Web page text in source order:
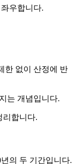
우합니다.
한 없이 산정에 반
는 개념입니다.
리합니다.
의 두 기간입니다.